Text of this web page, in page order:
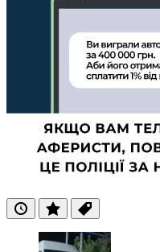
ОстанніПопулярні
Теги